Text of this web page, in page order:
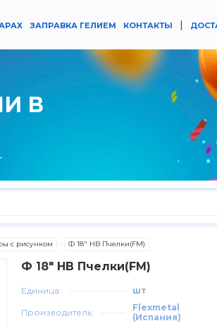
ЗАПРАВКА ГЕЛИЕМ КОНТАКТЫ |
В
с рисунком Ф 18" HB Пчелки(FM)
Ф 18" HB Пчелки(FM)
Единица: шт
Производитель:
Flexmetal
(Испания)